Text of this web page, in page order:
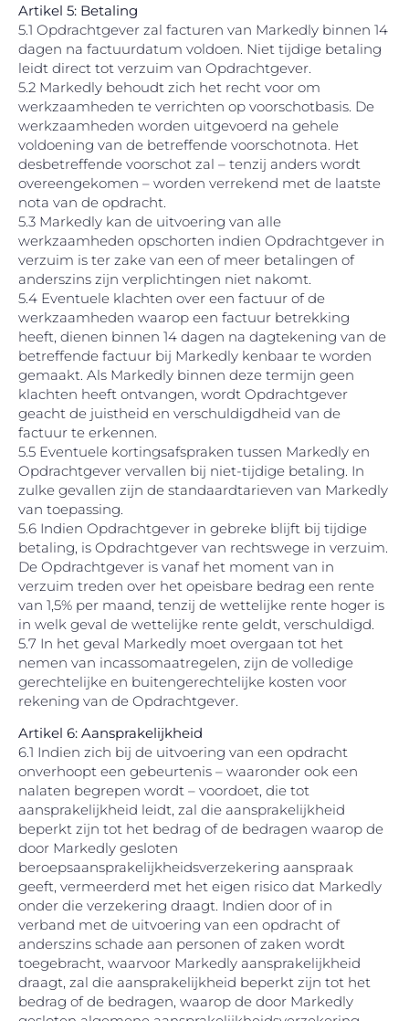
Artikel 5: Betaling
5.1 Opdrachtgever zal facturen van Markedly binnen 14
dagen na factuurdatum voldoen. Niet tijdige betaling
leidt direct tot verzuim van Opdrachtgever.
5.2 Markedly behoudt zich het recht voor om
werkzaamheden te verrichten op voorschotbasis. De
werkzaamheden worden uitgevoerd na gehele
voldoening van de betreffende voorschotnota. Het
desbetreffende voorschot zal – tenzij anders wordt
overeengekomen – worden verrekend met de laatste
nota van de opdracht.
5.3 Markedly kan de uitvoering van alle
werkzaamheden opschorten indien Opdrachtgever in
verzuim is ter zake van een of meer betalingen of
anderszins zijn verplichtingen niet nakomt.
5.4 Eventuele klachten over een factuur of de
werkzaamheden waarop een factuur betrekking
heeft, dienen binnen 14 dagen na dagtekening van de
betreffende factuur bij Markedly kenbaar te worden
gemaakt. Als Markedly binnen deze termijn geen
klachten heeft ontvangen, wordt Opdrachtgever
geacht de juistheid en verschuldigdheid van de
factuur te erkennen.
5.5 Eventuele kortingsafspraken tussen Markedly en
Opdrachtgever vervallen bij niet-tijdige betaling. In
zulke gevallen zijn de standaardtarieven van Markedly
van toepassing.
5.6 Indien Opdrachtgever in gebreke blijft bij tijdige
betaling, is Opdrachtgever van rechtswege in verzuim.
De Opdrachtgever is vanaf het moment van in
verzuim treden over het opeisbare bedrag een rente
van 1,5% per maand, tenzij de wettelijke rente hoger is
in welk geval de wettelijke rente geldt, verschuldigd.
5.7 In het geval Markedly moet overgaan tot het
nemen van incassomaatregelen, zijn de volledige
gerechtelijke en buitengerechtelijke kosten voor
rekening van de Opdrachtgever.
Artikel 6: Aansprakelijkheid
6.1 Indien zich bij de uitvoering van een opdracht
onverhoopt een gebeurtenis – waaronder ook een
nalaten begrepen wordt – voordoet, die tot
aansprakelijkheid leidt, zal die aansprakelijkheid
beperkt zijn tot het bedrag of de bedragen waarop de
door Markedly gesloten
beroepsaansprakelijkheidsverzekering aanspraak
geeft, vermeerderd met het eigen risico dat Markedly
onder die verzekering draagt. Indien door of in
verband met de uitvoering van een opdracht of
anderszins schade aan personen of zaken wordt
toegebracht, waarvoor Markedly aansprakelijkheid
draagt, zal die aansprakelijkheid beperkt zijn tot het
bedrag of de bedragen, waarop de door Markedly